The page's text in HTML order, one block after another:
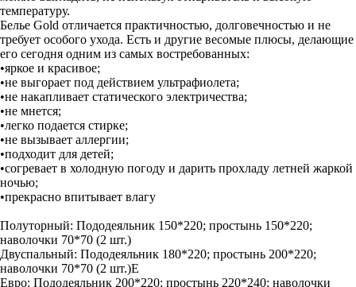
температуру.
Белье Gold отличается практичностью, долговечностью и не
требует особого ухода. Есть и другие весомые плюсы, делающие
его сегодня одним из самых востребованных:
•яркое и красивое;
•не выгорает под действием ультрафиолета;
•не накапливает статического электричества;
•не мнется;
•легко подается стирке;
•не вызывает аллергии;
•подходит для детей;
•согревает в холодную погоду и дарить прохладу летней жаркой
ночью;
•прекрасно впитывает влагу
Полуторный: Пододеяльник 150*220; простынь 150*220;
наволочки 70*70 (2 шт.)
Двуспальный: Пододеяльник 180*220; простынь 200*220;
наволочки 70*70 (2 шт.)Е
Евро: Пододеяльник 200*220; простынь 220*240; наволочки